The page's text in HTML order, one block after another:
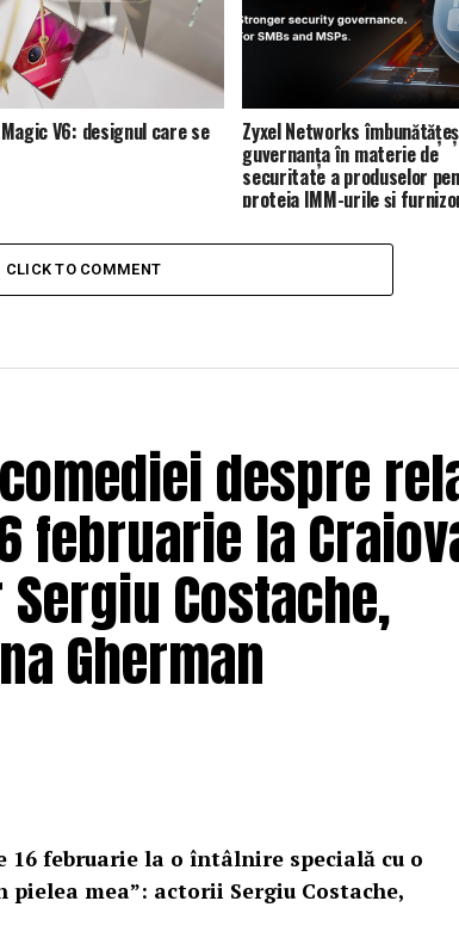
Magic V6: designul care se Zyxel Networks
guvernanța în materie de
securitate a produselor
proteja IMM-urile și
CLICK TO COMMENT
despre
februarie la
Costache,
Gherman
februarie la o întâlnire specială cu o
mea”: actorii Sergiu Costache,